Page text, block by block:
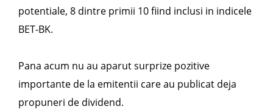
potentiale, 8 dintre primii 10 fiind inclusi in indicele
BET-BK.
Pana acum nu au aparut surprize pozitive
importante de la emitentii care au publicat deja
propuneri de dividend.